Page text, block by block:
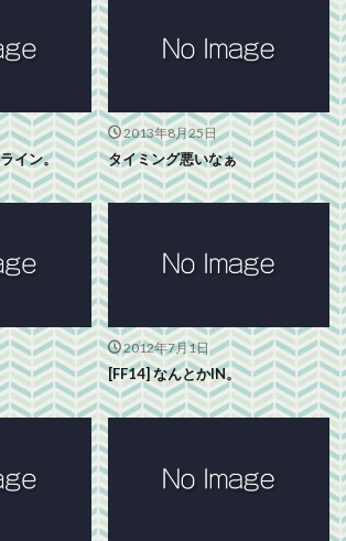
イン。
2013年8月25日
タイミング悪いなぁ
2012年7月1日
[FF14] なんとかIN。